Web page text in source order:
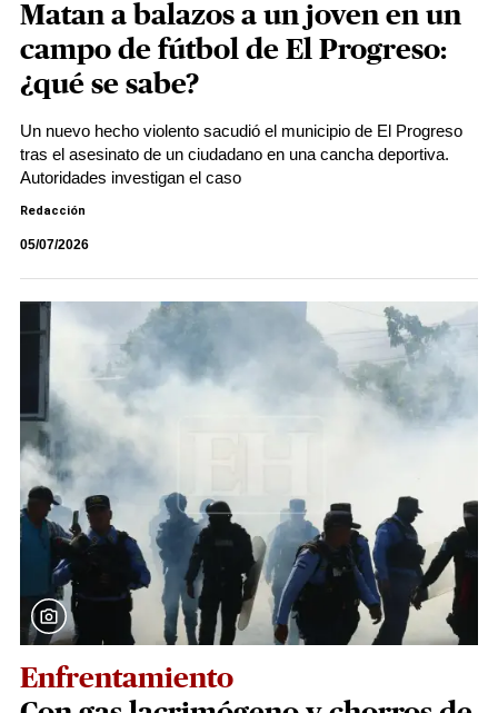
Matan a balazos a un joven en un
campo de fútbol de El Progreso:
¿qué se sabe?
Un nuevo hecho violento sacudió el municipio de El Progreso
tras el asesinato de un ciudadano en una cancha deportiva.
Autoridades investigan el caso
Redacción
05/07/2026
Enfrentamiento